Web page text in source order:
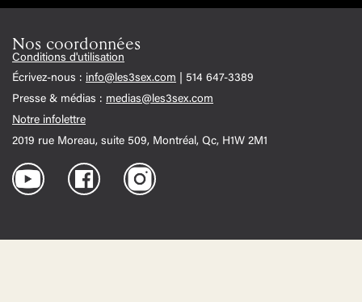
Conditions d'utilisation
Nos coordonnées
Écrivez-nous : info@les3sex.com | 514 647-3389
Presse & médias : medias@les3sex.com
Notre infolettre
2019 rue Moreau, suite 509, Montréal, Qc, H1W 2M1